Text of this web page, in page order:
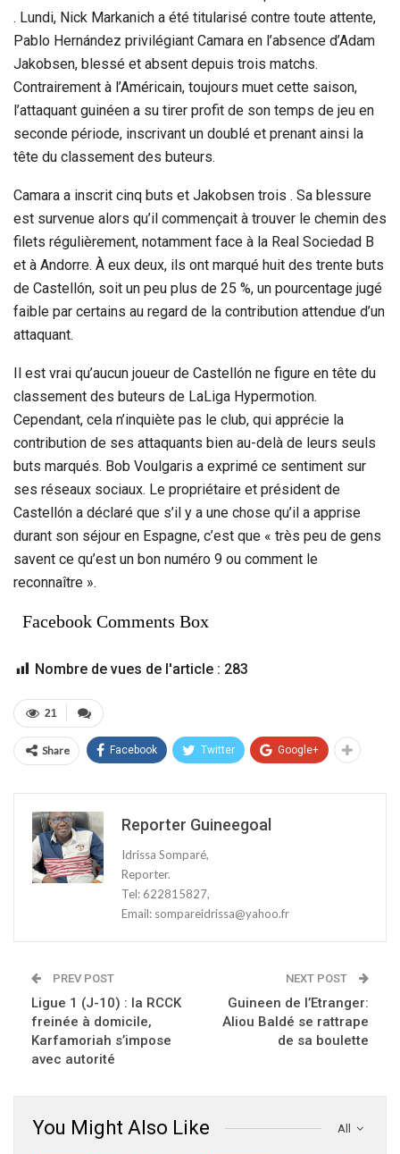
. Lundi, Nick Markanich a été titularisé contre toute attente,
Pablo Hernández privilégiant Camara en l’absence d’Adam
Jakobsen, blessé et absent depuis trois matchs.
Contrairement à l’Américain, toujours muet cette saison,
l’attaquant guinéen a su tirer profit de son temps de jeu en
seconde période, inscrivant un doublé et prenant ainsi la
tête du classement des buteurs.
Camara a inscrit cinq buts et Jakobsen trois . Sa blessure
est survenue alors qu’il commençait à trouver le chemin des
filets régulièrement, notamment face à la Real Sociedad B
et à Andorre. À eux deux, ils ont marqué huit des trente buts
de Castellón, soit un peu plus de 25 %, un pourcentage jugé
faible par certains au regard de la contribution attendue d’un
attaquant.
Il est vrai qu’aucun joueur de Castellón ne figure en tête du
classement des buteurs de LaLiga Hypermotion.
Cependant, cela n’inquiète pas le club, qui apprécie la
contribution de ses attaquants bien au-delà de leurs seuls
buts marqués. Bob Voulgaris a exprimé ce sentiment sur
ses réseaux sociaux. Le propriétaire et président de
Castellón a déclaré que s’il y a une chose qu’il a apprise
durant son séjour en Espagne, c’est que « très peu de gens
savent ce qu’est un bon numéro 9 ou comment le
reconnaître ».
Facebook Comments Box
Nombre de vues de l'article : 283
21
Share Facebook Twitter Google+
Reporter Guineegoal
Idrissa Somparé,
Reporter.
Tel: 622815827,
Email: sompareidrissa@yahoo.fr
PREV POST
Ligue 1 (J-10) : la RCCK
freinée à domicile,
Karfamoriah s’impose
avec autorité
NEXT POST
Guineen de l’Etranger:
Aliou Baldé se rattrape
de sa boulette
All
You Might Also Like